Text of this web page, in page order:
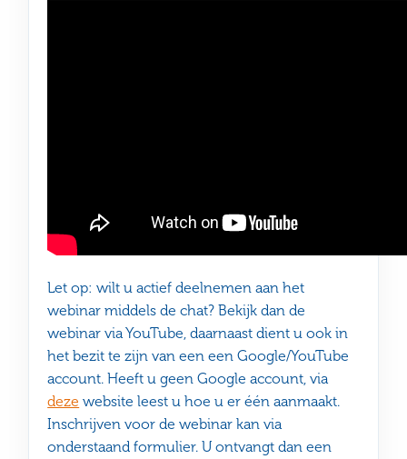
Let op: wilt u actief deelnemen aan het
webinar middels de chat? Bekijk dan de
webinar via YouTube, daarnaast dient u ook in
het bezit te zijn van een een Google/YouTube
account. Heeft u geen Google account, via
deze website leest u hoe u er één aanmaakt.
Inschrijven voor de webinar kan via
onderstaand formulier. U ontvangt dan een